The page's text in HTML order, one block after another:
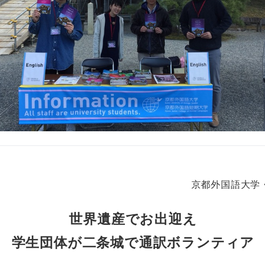
京都外国語大学
世界遺産でお出迎え
学生団体が二条城で通訳ボランティア